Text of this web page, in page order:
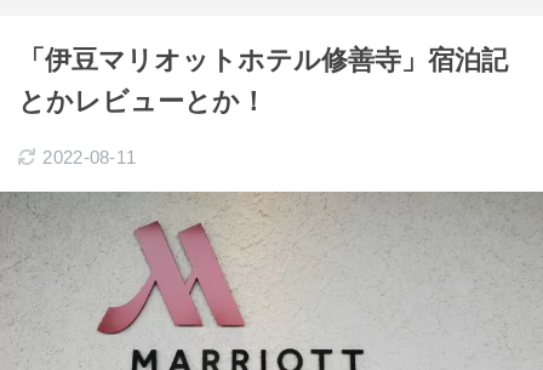
「伊豆マリオットホテル修善寺」宿泊記
とかレビューとか！
2022-08-11